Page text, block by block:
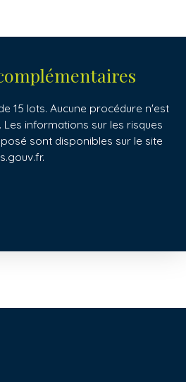
15 lots. Aucune procédure n'est
Les informations sur les risques
sont disponibles sur le site